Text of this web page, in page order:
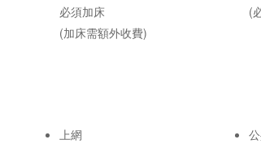
必須加床
(加床需額外收費)
(
上網